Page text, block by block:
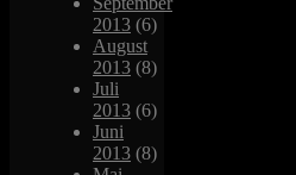
2013 (6)
August
2013 (8)
Juli
2013 (6)
Juni
2013 (8)